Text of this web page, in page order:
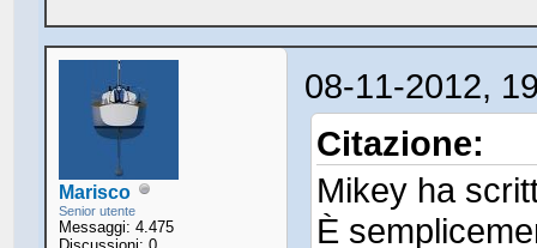
Marisco
Senior utente
Messaggi: 4.475
08-11-2012,
Citazione:
Mikey ha
È